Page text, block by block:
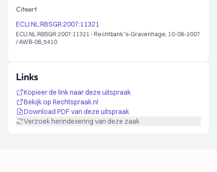
Citeert
ECLI:NL:RBSGR:2007:11321
ECLI:NL:RBSGR:2007:11321 - Rechtbank 's-Gravenhage, 10-08-2007
/ AWB-06_5410
Links
Kopieer de link naar deze uitspraak
Bekijk op Rechtspraak.nl
Download PDF van deze uitspraak
Verzoek herindexering van deze zaak